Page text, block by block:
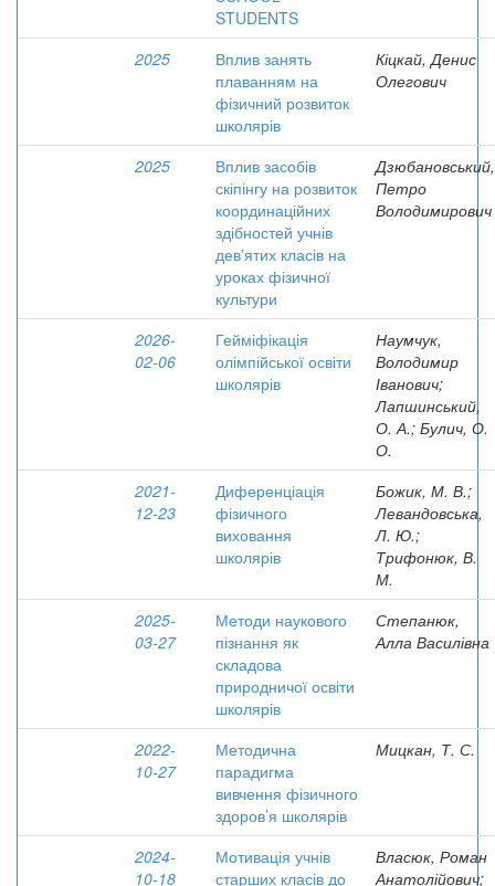
STUDENTS
2025
Вплив занять
плаванням на
фізичний розвиток
школярів
Кіцкай, Денис
Олегович
2025
Вплив засобів
скіпінгу на розвиток
координаційних
здібностей учнів
девʼятих класів на
уроках фізичної
культури
Дзюбановський,
Петро
Володимирович
2026-
02-06
Гейміфікація
олімпійської освіти
школярів
Наумчук,
Володимир
Іванович;
Лапшинський,
О. А.; Булич, О.
О.
2021-
12-23
Диференціація
фізичного
виховання
школярів
Божик, М. В.;
Левандовська,
Л. Ю.;
Трифонюк, В.
М.
2025-
03-27
Методи наукового
пізнання як
складова
природничої освіти
школярів
Степанюк,
Алла Василівна
2022-
10-27
Методична
парадигма
вивчення фізичного
здоров’я школярів
Мицкан, Т. С.
2024-
10-18
Мотивація учнів
старших класів до
Власюк, Роман
Анатолійович;